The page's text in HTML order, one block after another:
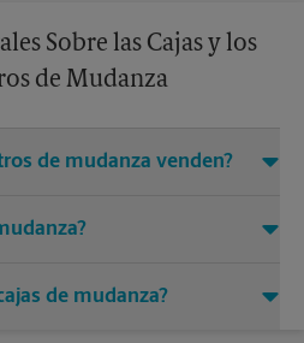
Sobre las Cajas y los
de Mudanza
de mudanza venden?
mude. Consiga amortiguación de
este momento.
una empresa local de
de mudanza?